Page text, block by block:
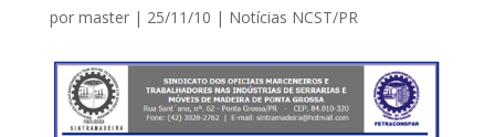
por master| 25/11/10 | Notícias NCST/PR